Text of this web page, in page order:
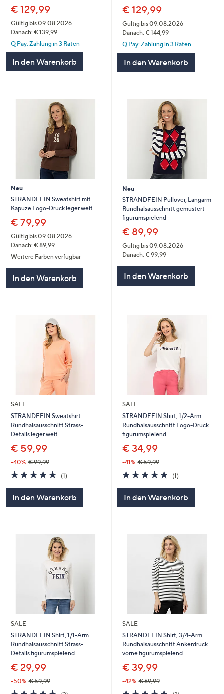
€ 129,99
Gültig bis 09.08.2026
Danach: € 139,99
Q Pay: Zahlung in 3 Raten
In den Warenkorb
€ 129,99
Gültig bis 09.08.2026
Danach: € 144,99
Q Pay: Zahlung in 3 Raten
In den Warenkorb
Neu
STRANDFEIN Sweatshirt mit
Kapuze Logo-Druck leger weit
€ 79,99
Gültig bis 09.08.2026
Danach: € 89,99
Weitere Farben verfügbar
In den Warenkorb
Neu
STRANDFEIN Pullover, Langarm
Rundhalsausschnitt gemustert
figurumspielend
€ 89,99
Gültig bis 09.08.2026
Danach: € 99,99
In den Warenkorb
SALE
STRANDFEIN Sweatshirt
Rundhalsausschnitt Strass-
Details leger weit
€ 59,99
-40% € 99,99
5.0
von
5
(1)
In den Warenkorb
SALE
STRANDFEIN Shirt, 1/2-Arm
Rundhalsausschnitt Logo-Druck
figurumspielend
€ 34,99
-41% € 59,99
5.0
von
(1)1
In den Warenkorb
SALE
STRANDFEIN Shirt, 1/1-Arm
Rundhalsausschnitt Strass-
Details figurumspielend
€ 29,99
-50% € 59,99
5.0
SALE
STRANDFEIN Shirt, 3/4-Arm
Rundhalsausschnitt Ankerdruck
vorne figurumspielend
€ 39,99
-42% € 69,99
5.03